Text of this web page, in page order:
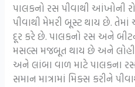
પાલકનો રસ પીવાથી આંખોની
પીવાથી મેમરી બૂસ્ટ થાય છે.
દૂર કરે છે. પાલકનો રસ અને
મસલ્સ મજબૂત થાય છે અને લોહી
અને લાંબા વાળ માટે પાલકના
સમાન માત્રામાં મિક્સ કરીને